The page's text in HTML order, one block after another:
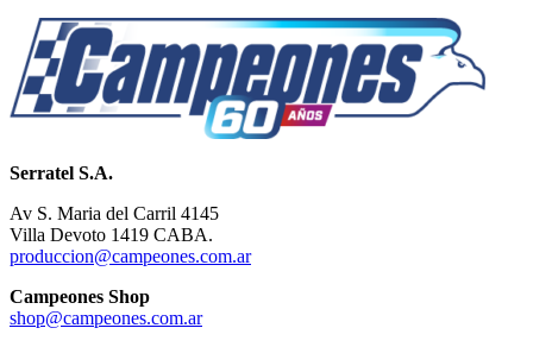
Serratel S.A.
Av S. Maria del Carril 4145
Villa Devoto 1419 CABA.
produccion@campeones.com.ar
Campeones Shop
shop@campeones.com.ar